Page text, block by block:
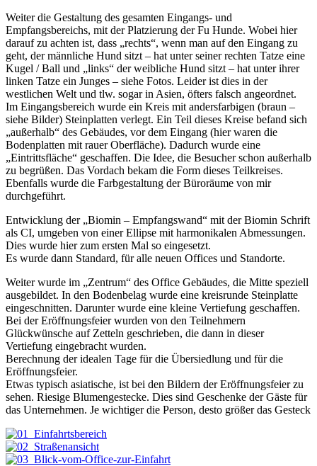
Weiter die Gestaltung des gesamten Eingangs- und
Empfangsbereichs, mit der Platzierung der Fu Hunde. Wobei hier
darauf zu achten ist, dass „rechts“, wenn man auf den Eingang zu
geht, der männliche Hund sitzt – hat unter seiner rechten Tatze eine
Kugel / Ball und „links“ der weibliche Hund sitzt – hat unter ihrer
linken Tatze ein Junges – siehe Fotos. Leider ist dies in der
westlichen Welt und tlw. sogar in Asien, öfters falsch angeordnet.
Im Eingangsbereich wurde ein Kreis mit andersfarbigen (braun –
siehe Bilder) Steinplatten verlegt. Ein Teil dieses Kreise befand sich
„außerhalb“ des Gebäudes, vor dem Eingang (hier waren die
Bodenplatten mit rauer Oberfläche). Dadurch wurde eine
„Eintrittsfläche“ geschaffen. Die Idee, die Besucher schon außerhalb
zu begrüßen. Das Vordach bekam die Form dieses Teilkreises.
Ebenfalls wurde die Farbgestaltung der Büroräume von mir
durchgeführt.
Entwicklung der „Biomin – Empfangswand“ mit der Biomin Schrift
als CI, umgeben von einer Ellipse mit harmonikalen Abmessungen.
Dies wurde hier zum ersten Mal so eingesetzt.
Es wurde dann Standard, für alle neuen Offices und Standorte.
Weiter wurde im „Zentrum“ des Office Gebäudes, die Mitte speziell
ausgebildet. In den Bodenbelag wurde eine kreisrunde Steinplatte
eingeschnitten. Darunter wurde eine kleine Vertiefung geschaffen.
Bei der Eröffnungsfeier wurden von den Teilnehmern
Glückwünsche auf Zetteln geschrieben, die dann in dieser
Vertiefung eingebracht wurden.
Berechnung der idealen Tage für die Übersiedlung und für die
Eröffnungsfeier.
Etwas typisch asiatische, ist bei den Bildern der Eröffnungsfeier zu
sehen. Riesige Blumengestecke. Dies sind Geschenke der Gäste für
das Unternehmen. Je wichtiger die Person, desto größer das Gesteck